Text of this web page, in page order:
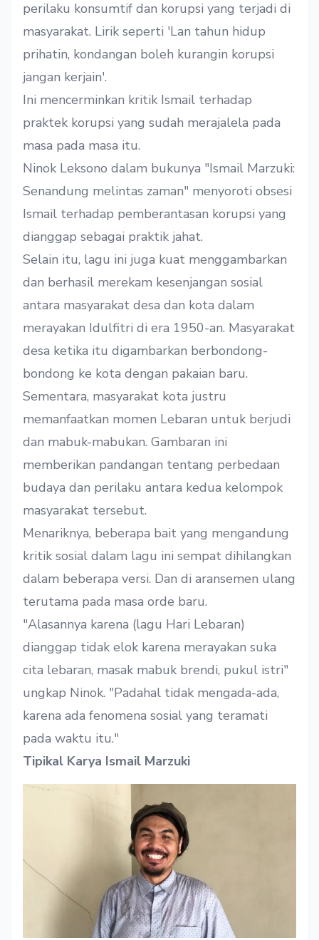
perilaku konsumtif dan korupsi yang terjadi di
masyarakat. Lirik seperti 'Lan tahun hidup
prihatin, kondangan boleh kurangin korupsi
jangan kerjain'.
Ini mencerminkan kritik Ismail terhadap
praktek korupsi yang sudah merajalela pada
masa pada masa itu.
Ninok Leksono dalam bukunya "Ismail Marzuki:
Senandung melintas zaman" menyoroti obsesi
Ismail terhadap pemberantasan korupsi yang
dianggap sebagai praktik jahat.
Selain itu, lagu ini juga kuat menggambarkan
dan berhasil merekam kesenjangan sosial
antara masyarakat desa dan kota dalam
merayakan Idulfitri di era 1950-an. Masyarakat
desa ketika itu digambarkan berbondong-
bondong ke kota dengan pakaian baru.
Sementara, masyarakat kota justru
memanfaatkan momen Lebaran untuk berjudi
dan mabuk-mabukan. Gambaran ini
memberikan pandangan tentang perbedaan
budaya dan perilaku antara kedua kelompok
masyarakat tersebut.
Menariknya, beberapa bait yang mengandung
kritik sosial dalam lagu ini sempat dihilangkan
dalam beberapa versi. Dan di aransemen ulang
terutama pada masa orde baru.
"Alasannya karena (lagu Hari Lebaran)
dianggap tidak elok karena merayakan suka
cita lebaran, masak mabuk brendi, pukul istri"
ungkap Ninok. "Padahal tidak mengada-ada,
karena ada fenomena sosial yang teramati
pada waktu itu."
Tipikal Karya Ismail Marzuki